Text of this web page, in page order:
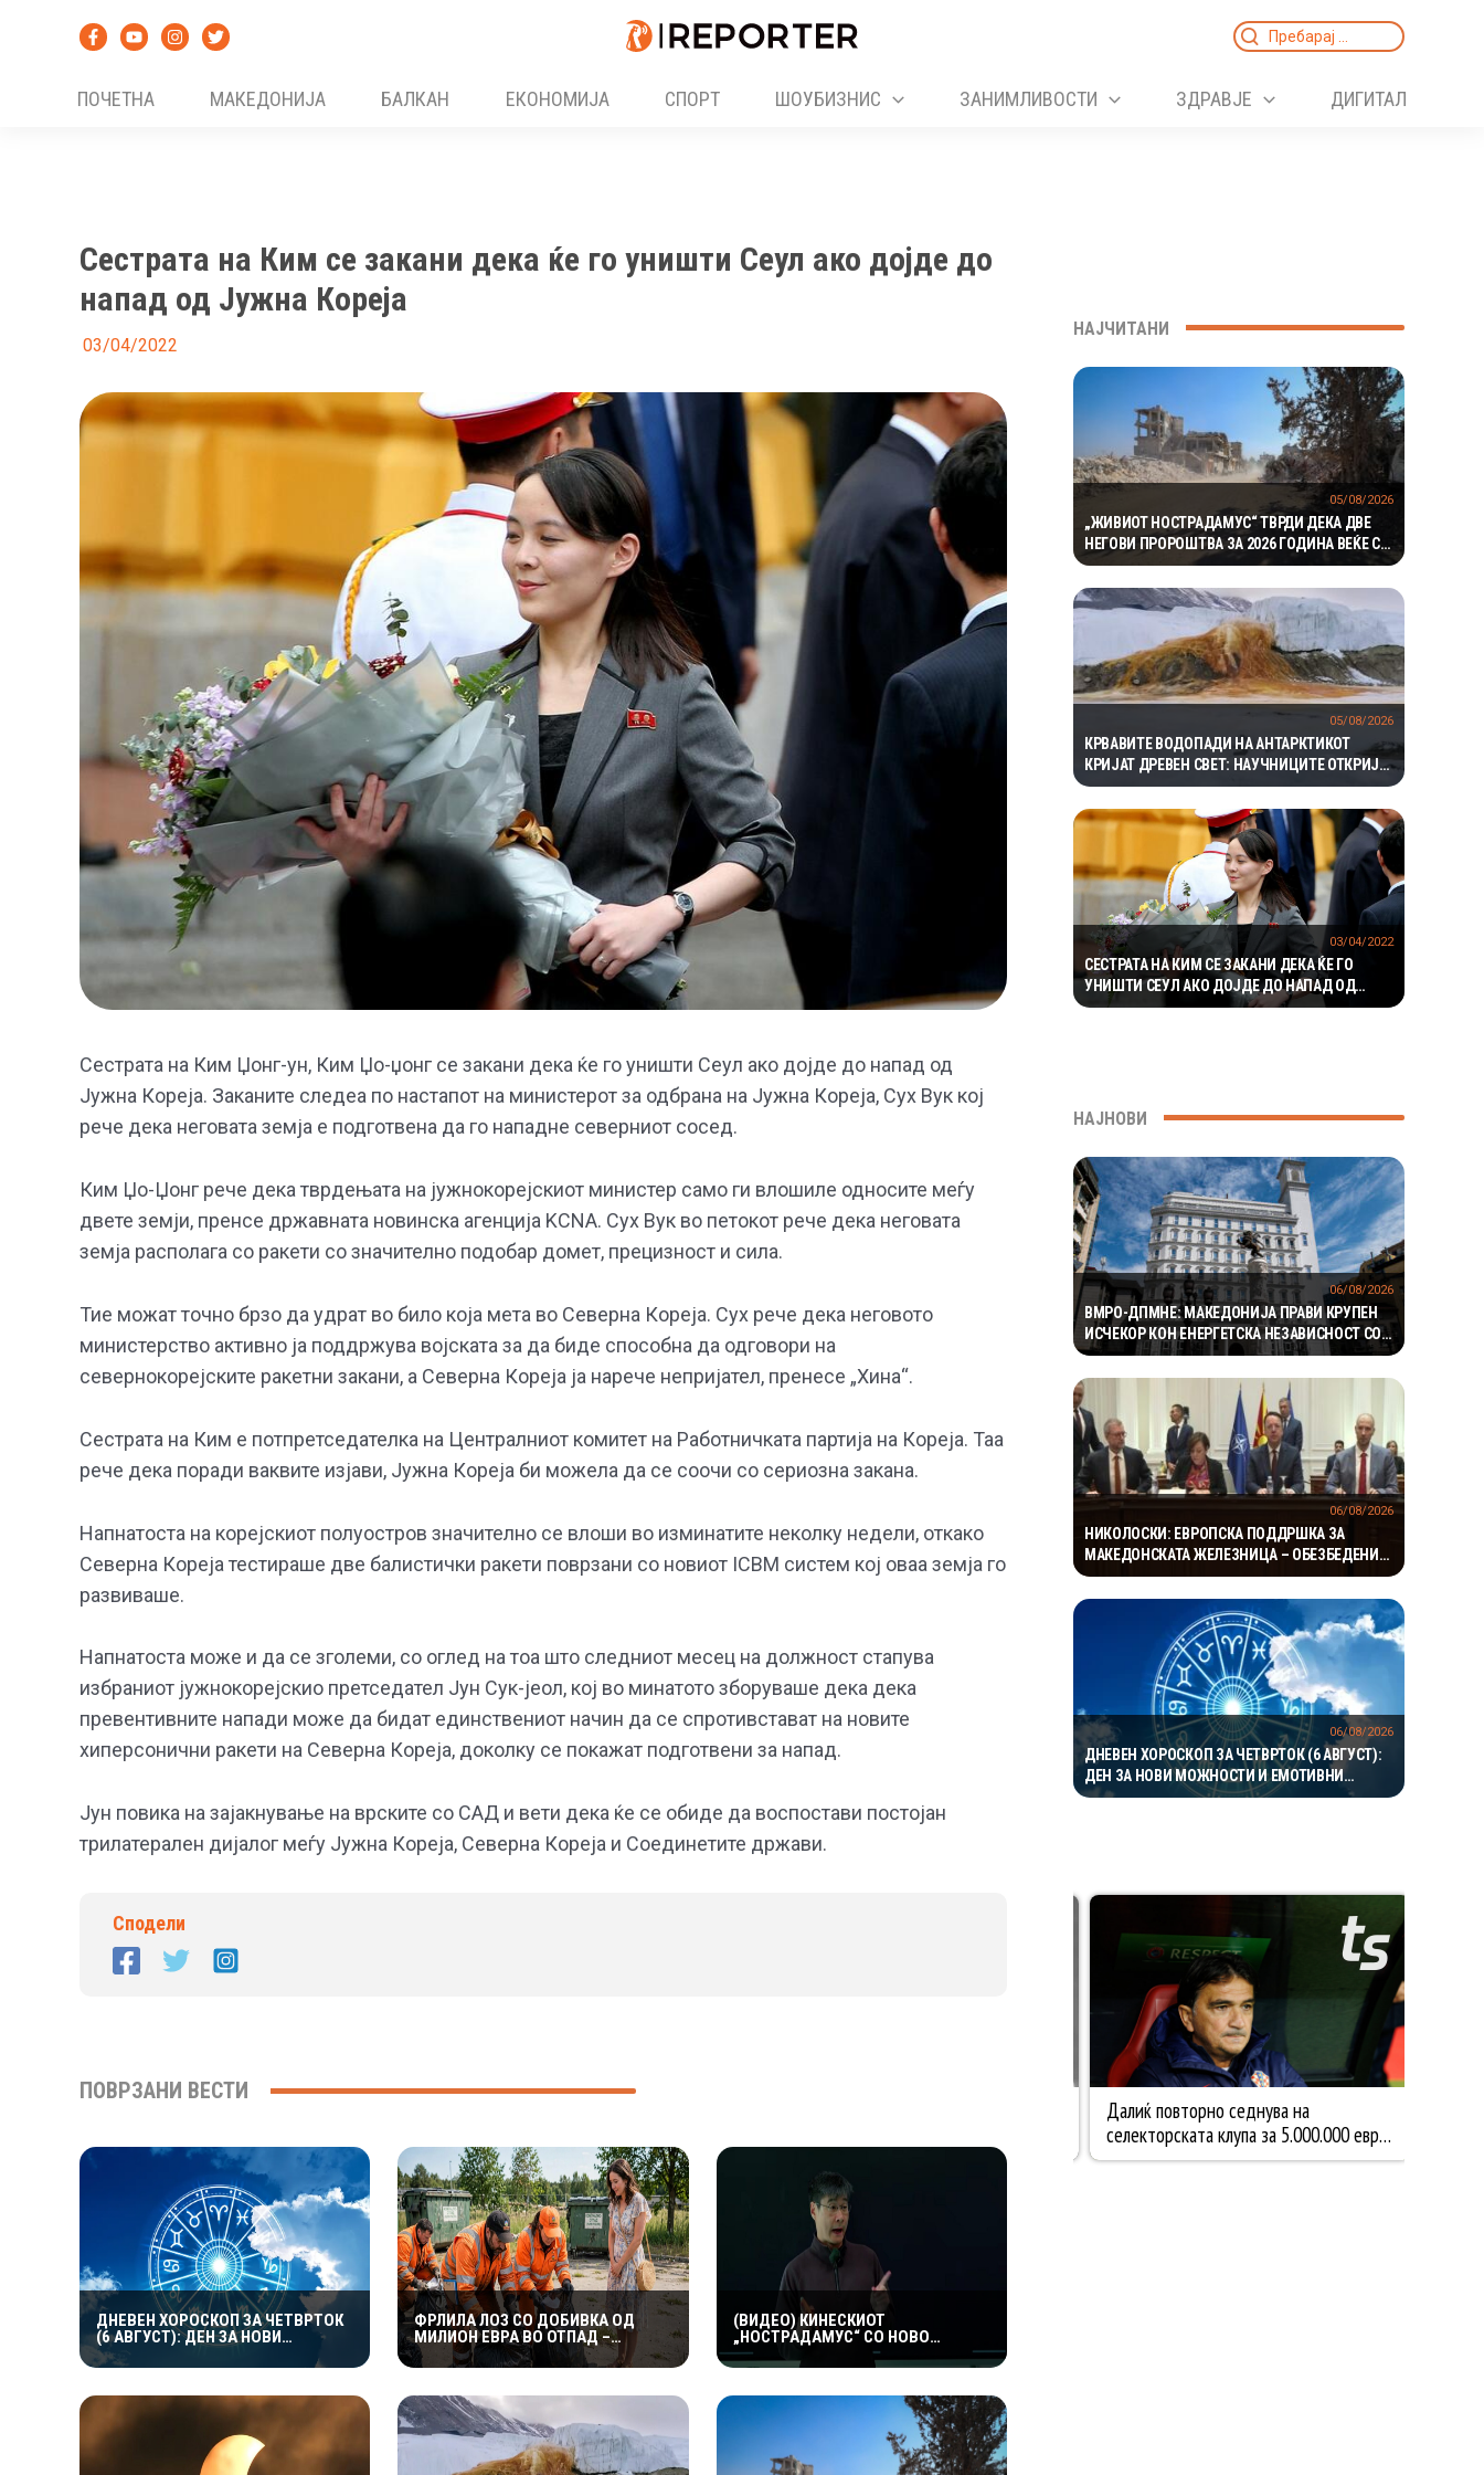
Search
ПОЧЕТНА
МАКЕДОНИЈА БАЛКАН ЕКОНОМИЈА СПОРТ ШОУБИЗНИС ЗАНИМЛИВОСТИ ЗДРАВЈЕ ДИГИТАЛ
Сестрата на Ким се закани дека ќе го уништи Сеул ако дојде до
напад од Јужна Кореја
03/04/2022
Сестрата на Ким Џонг-ун, Ким Џо-џонг се закани дека ќе го уништи Сеул ако дојде до напад од
Јужна Кореја. Заканите следеа по настапот на министерот за одбрана на Јужна Кореја, Сух Вук кој
рече дека неговата земја е подготвена да го нападне северниот сосед.
Ким Џо-Џонг рече дека тврдењата на јужнокорејскиот министер само ги влошиле односите меѓу
двете земји, пренсе државната новинска агенција KCNA. Сух Вук во петокот рече дека неговата
земја располага со ракети со значително подобар домет, прецизност и сила.
Тие можат точно брзо да удрат во било која мета во Северна Кореја. Сух рече дека неговото
министерство активно ја поддржува војската за да биде способна да одговори на
севернокорејските ракетни закани, а Северна Кореја ја нарече непријател, пренесе „Хина“.
Сестрата на Ким е потпретседателка на Централниот комитет на Работничката партија на Кореја. Таа
рече дека поради ваквите изјави, Јужна Кореја би можела да се соочи со сериозна закана.
Напнатоста на корејскиот полуостров значително се влоши во изминатите неколку недели, откако
Северна Кореја тестираше две балистички ракети поврзани со новиот ICBM систем кој оваа земја го
развиваше.
Напнатоста може и да се зголеми, со оглед на тоа што следниот месец на должност стапува
избраниот јужнокорејскио претседател Јун Сук-јеол, кој во минатото зборуваше дека дека
превентивните напади може да бидат единствениот начин да се спротивстават на новите
хиперсонични ракети на Северна Кореја, доколку се покажат подготвени за напад.
Јун повика на зајакнување на врските со САД и вети дека ќе се обиде да воспостави постојан
трилатерален дијалог меѓу Јужна Кореја, Северна Кореја и Соединетите држави.
Сподели
ПОВРЗАНИ ВЕСТИ
ДНЕВЕН ХОРОСКОП ЗА ЧЕТВРТОК
(6 АВГУСТ): ДЕН ЗА НОВИ
МОЖНОСТИ И ЕМОТИВНИ
ПРЕСВРТИ
ФРЛИЛА ЛОЗ СО ДОБИВКА ОД
МИЛИОН ЕВРА ВО ОТПАД –
КОМУНАЛЦИТЕ НАПРАВИЛЕ ЧУДО
ЗА ДА ГО ПРОНАЈДАТ
(ВИДЕО) КИНЕСКИОТ
„НОСТРАДАМУС“ СО НОВО
ПРЕДУПРЕДУВАЊЕ: ТВРДИ ДЕКА
СВЕТОТ ГО ОЧЕКУВААТ
ПРОМЕНИ
НАЈЧИТАНИ
„ЖИВИОТ НОСТРАДАМУС“ ТВРДИ ДЕКА ДВЕ
НЕГОВИ ПРОРОШТВА ЗА 2026 ГОДИНА ВЕЌЕ СЕ
ОСТВАРИЛЕ – СЕГА ПРЕДУПРЕДУВА НА ТРЕТО
05/08/2026
КРВАВИТЕ ВОДОПАДИ НА АНТАРКТИКОТ
КРИЈАТ ДРЕВЕН СВЕТ: НАУЧНИЦИТЕ ОТКРИЈА
ЕКОСИСТЕМ ИЗОЛИРАН ПОВЕЌЕ ОД 1,5
МИЛИОНИ ГОДИНИ
05/08/2026
СЕСТРАТА НА КИМ СЕ ЗАКАНИ ДЕКА ЌЕ ГО
УНИШТИ СЕУЛ АКО ДОЈДЕ ДО НАПАД ОД
ЈУЖНА КОРЕЈА
03/04/2022
НАЈНОВИ
ВМРО-ДПМНЕ: МАКЕДОНИЈА ПРАВИ КРУПЕН
ИСЧЕКОР КОН ЕНЕРГЕТСКА НЕЗАВИСНОСТ СО
НАД 800 НОВИ ИНИЦИЈАТИВИ ЗА ПРОЕКТИ ВО
ОБНОВЛИВИ ИЗВОРИ НА ЕНЕРГИЈА
06/08/2026
НИКОЛОСКИ: ЕВРОПСКА ПОДДРШКА ЗА
МАКЕДОНСКАТА ЖЕЛЕЗНИЦА – ОБЕЗБЕДЕНИ
149 МИЛИОНИ ЕВРА ЗА ПРУГАТА КОН БУГАРИЈА
06/08/2026
ДНЕВЕН ХОРОСКОП ЗА ЧЕТВРТОК (6 АВГУСТ):
ДЕН ЗА НОВИ МОЖНОСТИ И ЕМОТИВНИ
ПРЕСВРТИ
06/08/2026